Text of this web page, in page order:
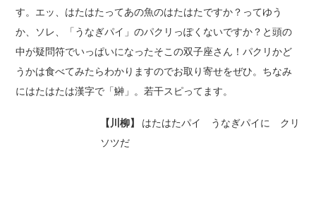
す。エッ、はたはたってあの魚のはたはたですか？ってゆう
か、ソレ、「うなぎパイ」のパクリっぽくないですか？と頭の
中が疑問符でいっぱいになったそこの双子座さん！パクリかど
うかは食べてみたらわかりますのでお取り寄せをぜひ。ちなみ
にはたはたは漢字で「鰰」。若干スピってます。
【川柳】
はたはたパイ うなぎパイに クリ
ソツだ